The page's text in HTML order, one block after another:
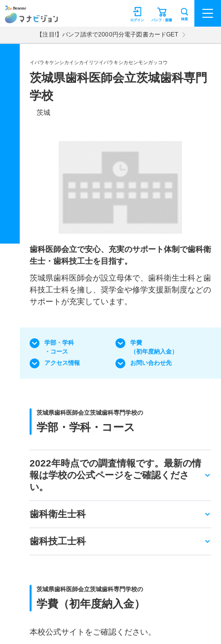
マナビジョン パンフ・願書
ログイン 検索
【注目!】パンフ請求で2000円分電子図書カードGET
イバラキケンシカイシカイリツイバラキシカセンモンガッコウ
茨城県歯科医師会立茨城歯科専門
学校
茨城
歯科医師会立で安心、充実のサポート体制で歯科衛
生士・歯科技工士を目指す。
茨城県歯科医師会が設立母体で、歯科衛生士科と歯
科技工士科を擁し、奨学金や修学支援新制度などの
サポートが充実しています。
学部・学科
・コース
学費
（初年度納入金）
アクセス情報
お問い合わせ先
茨城県歯科医師会立茨城歯科専門学校の
学部・学科・コース
2022年時点での調査情報です。最新の情
報は学校の公式ページをご確認くださ
い。
歯科衛生士科
歯科技工士科
茨城県歯科医師会立茨城歯科専門学校の
学費（初年度納入金）
本校公式サイトをご確認ください。